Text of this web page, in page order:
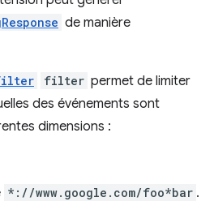
de manière
filter permet de limiter
des événements sont
dimensions :
*://www.google.com/foo*bar .